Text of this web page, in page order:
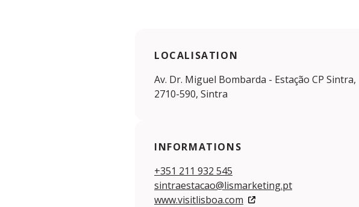
LOCALISATION
Av. Dr. Miguel Bombarda - Estação CP Sintra,
2710-590, Sintra
INFORMATIONS
+351 211 932 545
sintraestacao@lismarketing.pt
www.visitlisboa.com